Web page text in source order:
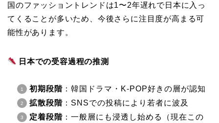
国のファッショントレンドは1〜2年遅れで日本に入っ
てくることが多いため、今後さらに注目度が高まる可
能性があります。
日本での受容過程の推測
初期段階 ：韓国ドラマ・K-POP好きの層が認知
拡散段階 ：SNSでの投稿により若者に波及
定着段階 ：一般層にも浸透し始める（現在この